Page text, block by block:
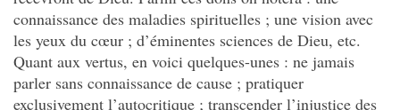
connaissance des maladies spirituelles ; une vision avec
les yeux du cœur ; d’éminentes sciences de Dieu, etc.
Quant aux vertus, en voici quelques-unes : ne jamais
parler sans connaissance de cause ; pratiquer
exclusivement l’autocritique ; transcender l’injustice des